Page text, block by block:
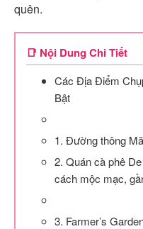
quên.
📑 Nội Dung Chi Tiết
Các Địa Điểm
Bật
1. Đường thông
2. Quán cà phê
cách mộc mạc,
3. Farmer’s